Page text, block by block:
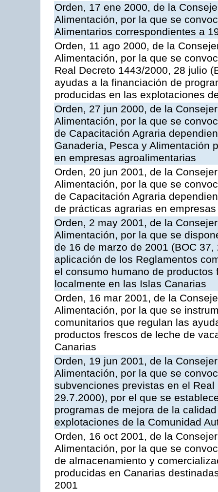
Orden, 17 ene 2000, de la
Alimentación, por la que se
Alimentarios correspondientes a
Orden, 11 ago 2000, de la
Alimentación, por la que se
Real Decreto 1443/2000, 28 julio
ayudas a la financiación de
producidas en las explotaciones
Orden, 27 jun 2000, de la
Alimentación, por la que se
de Capacitación Agraria
Ganadería, Pesca y Alimentación
en empresas agroalimentarias
Orden, 20 jun 2001, de la
Alimentación, por la que se
de Capacitación Agraria
de prácticas agrarias en
Orden, 2 may 2001, de la
Alimentación, por la que se
de 16 de marzo de 2001 (BOC
aplicación de los Reglamentos
el consumo humano de
localmente en las Islas Canarias
Orden, 16 mar 2001, de la
Alimentación, por la que se
comunitarios que regulan las
productos frescos de leche de
Canarias
Orden, 19 jun 2001, de la
Alimentación, por la que se
subvenciones previstas en el
29.7.2000), por el que se
programas de mejora de la
explotaciones de la Comunidad
Orden, 16 oct 2001, de la
Alimentación, por la que se
de almacenamiento y
producidas en Canarias
2001